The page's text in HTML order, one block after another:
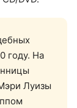
году. На
Луизы